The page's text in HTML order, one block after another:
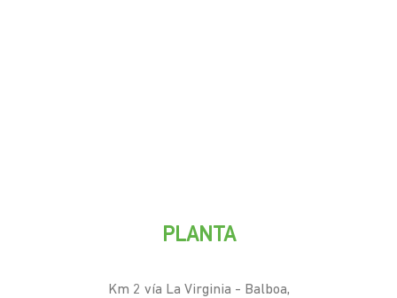
PLANTA
Km 2 vía La Virginia - Balboa,